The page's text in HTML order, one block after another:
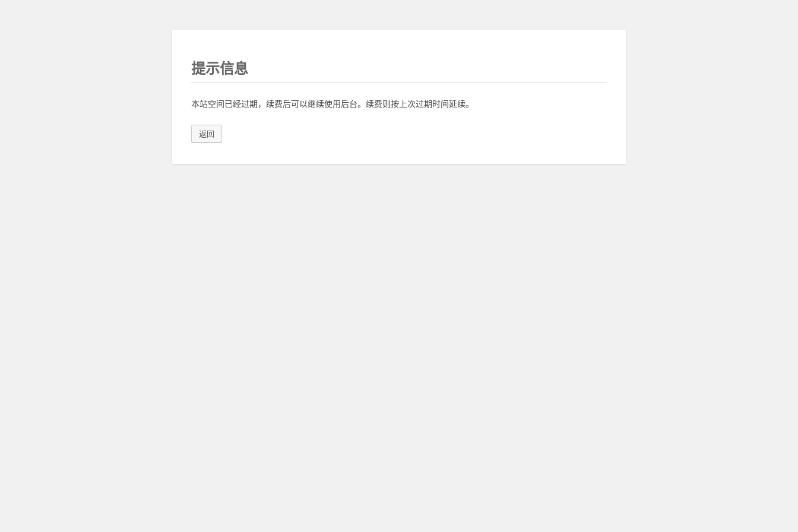
提示信息
本站空间已经过期，续费后可以继续使用后台。续费则按上次过期时间延续。
返回